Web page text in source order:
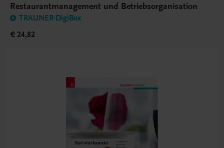
Restaurantmanagement und Betriebsorganisation
TRAUNER-DigiBox
€ 24,82